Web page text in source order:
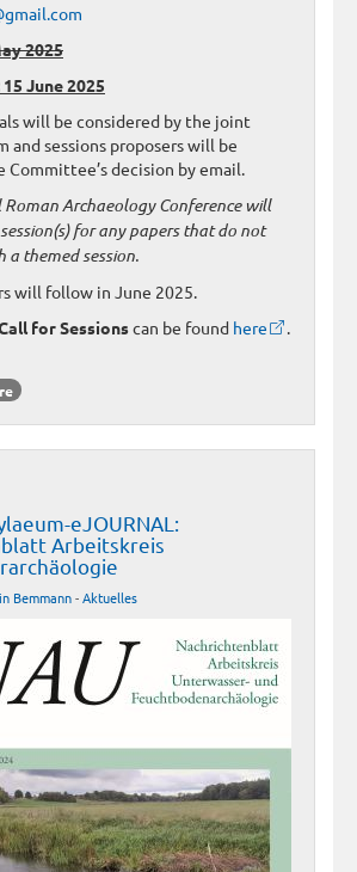
2025
June 2025
will be considered by the joint
and sessions proposers will be
Committee’s decision by email.
Roman Archaeology Conference will
for any papers that do not
a themed session.
will follow in June 2025.
for Sessionscan be found here .
eJOURNAL:
Arbeitskreis
Bemmann-Aktuelles